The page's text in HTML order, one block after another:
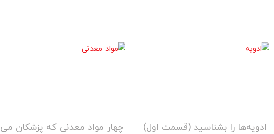
ادویه‌ها را بشناسید (قسمت اول) چهار مواد معدنی که پزشکان می